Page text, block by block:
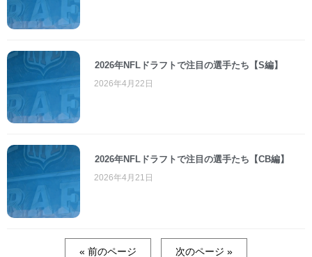
2026年NFLドラフトで注目の選手たち【S編】
2026年4月22日
2026年NFLドラフトで注目の選手たち【CB編】
2026年4月21日
« 前のページ 次のページ »